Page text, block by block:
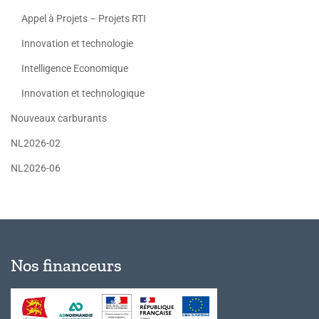
Appel à Projets – Projets RTI
Innovation et technologie
Intelligence Economique
Innovation et technologique
Nouveaux carburants
NL2026-02
NL2026-06
Nos financeurs